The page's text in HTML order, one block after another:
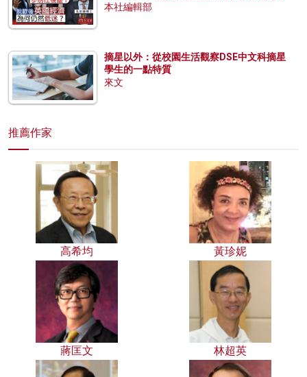
本社編輯部
摘星以外：從校園生活觀察DSE中文科摘星
學生的一點特質
來文
推薦作家
高希均 黃珍妮
蔣匡文 林超英